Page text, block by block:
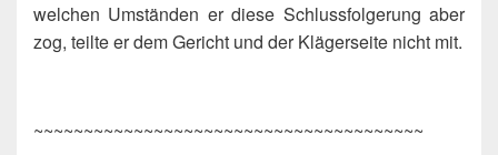
welchen Umständen er diese Schlussfolgerung aber
zog, teilte er dem Gericht und der Klägerseite nicht mit.
~~~~~~~~~~~~~~~~~~~~~~~~~~~~~~~~~~~~~~~